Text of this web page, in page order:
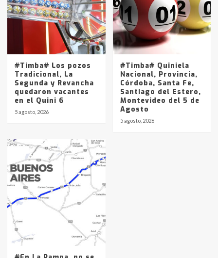
#Timba# Los pozos
Tradicional, La
Segunda y Revancha
quedaron vacantes
en el Quini 6
5 agosto, 2026
#Timba# Quiniela
Nacional, Provincia,
Córdoba, Santa Fe,
Santiago del Estero,
Montevideo del 5 de
Agosto
5 agosto, 2026